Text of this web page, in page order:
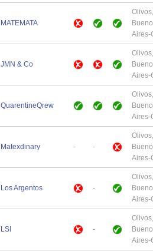
MATEMATA
Olivos,
Aires-
JMN & Co
Olivos,
Aires-
QuarentineQrew
Olivos,
Aires-
Matexdinary - -
Olivos,
Aires-
Los Argentos -
Olivos,
Aires-
LSI -
Olivos,
Aires-